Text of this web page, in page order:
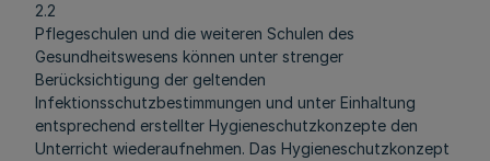
2.2
Pflegeschulen und die weiteren Schulen des
Gesundheitswesens können unter strenger
Berücksichtigung der geltenden
Infektionsschutzbestimmungen und unter Einhaltung
entsprechend erstellter Hygieneschutzkonzepte den
Unterricht wiederaufnehmen. Das Hygieneschutzkonzept